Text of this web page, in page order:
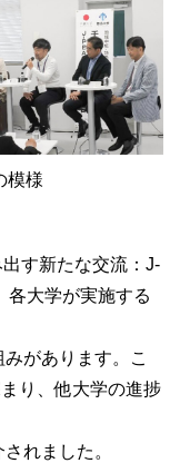
模様
す新たな交流：J-
各大学が実施する
があります。こ
り、他大学の進捗
れました。